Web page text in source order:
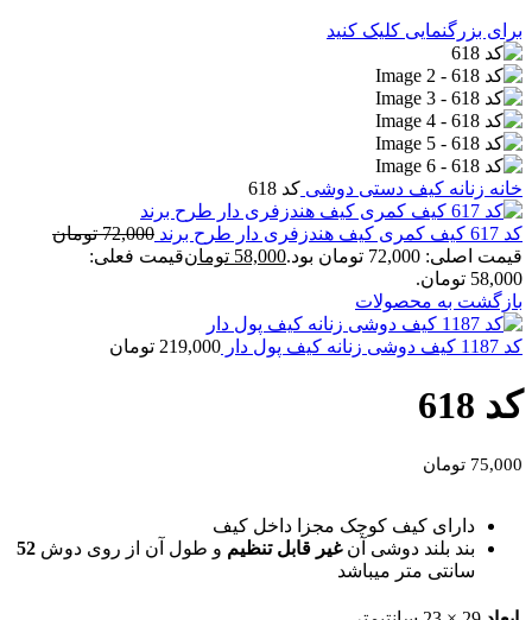
برای بزرگنمایی کلیک کنید
خانه زنانه کیف دستی دوشی کد 618
کد 617 کیف کمری کیف هندزفری دار طرح برند 72,000 تومان
قیمت اصلی: 72,000 تومان بود.
58,000 تومانقیمت فعلی:
58,000 تومان.
بازگشت به محصولات
کد 1187 کیف دوشی زنانه کیف پول دار 219,000 تومان
کد 618
75,000 تومان
دارای کیف کوچک مجزا داخل کیف
بند بلند دوشی آن غیر قابل تنظیم و طول آن از روی دوش
سانتی متر میباشد